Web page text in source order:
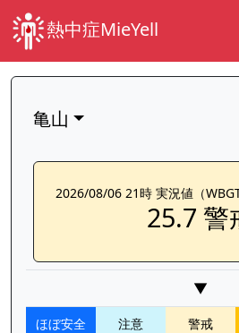
熱中症MieYell
亀山
2026/08/06 21時 実況値（WBGT
25.7 警
▼
ほぼ安全 注意 警戒